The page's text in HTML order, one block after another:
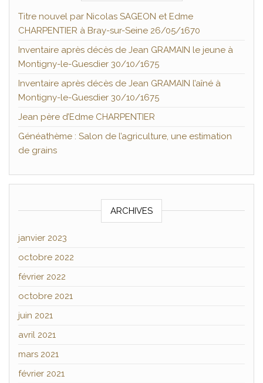
Titre nouvel par Nicolas SAGEON et Edme
CHARPENTIER à Bray-sur-Seine 26/05/1670
Inventaire après décès de Jean GRAMAIN le jeune à
Montigny-le-Guesdier 30/10/1675
Inventaire après décès de Jean GRAMAIN l’aîné à
Montigny-le-Guesdier 30/10/1675
Jean père d’Edme CHARPENTIER
Généathème : Salon de l’agriculture, une estimation
de grains
ARCHIVES
janvier 2023
octobre 2022
février 2022
octobre 2021
juin 2021
avril 2021
mars 2021
février 2021